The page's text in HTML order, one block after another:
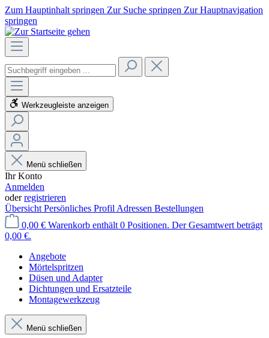
Zum Hauptinhalt springen Zur Suche springen Zur Hauptnavigation
springen
Werkzeugleiste anzeigen
Menü schließen
Ihr Konto
Anmelden
oderregistrieren
Übersicht Persönliches Profil Adressen Bestellungen
0,00 € Warenkorb enthält 0 Positionen. Der Gesamtwert beträgt
0,00 €.
Angebote
Mörtelspritzen
Düsen und Adapter
Dichtungen und Ersatzteile
Montagewerkzeug
Menü schließen